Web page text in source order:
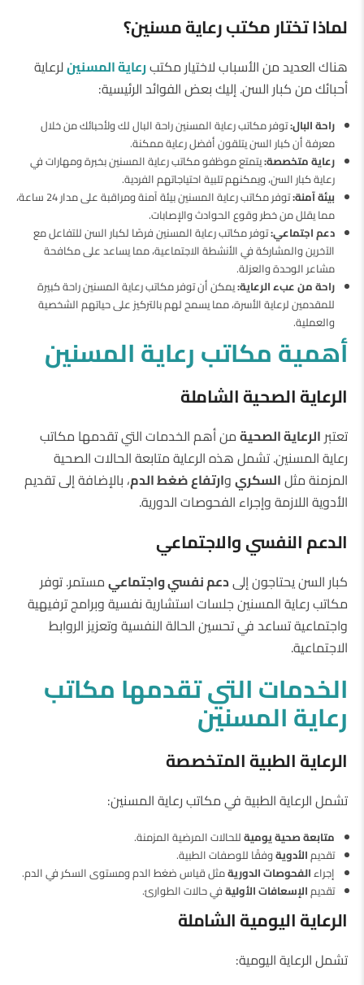
لماذا تختار مكتب رعاية مسنين؟
هناك العديد من الأسباب لاختيار مكتبرعاية المسنينلرعاية
أحبائك من كبار السن. إليك بعض الفوائد الرئيسية:
راحة البال:توفر مكاتب رعاية المسنين راحة البال لك ولأحبائك من خلال
معرفة أن كبار السن يتلقون أفضل رعاية ممكنة.
رعاية متخصصة:يتمتع موظفو مكاتب رعاية المسنين بخبرة ومهارات في
رعاية كبار السن، ويمكنهم تلبية احتياجاتهم الفردية.
بيئة آمنة:
توفر مكاتب رعاية المسنين بيئة آمنة ومراقبة على مدار 24 ساعة،
مما يقلل من خطر وقوع الحوادث والإصابات.
دعم اجتماعي:توفر مكاتب رعاية المسنين فرصًا لكبار السن للتفاعل مع
الآخرين والمشاركة في الأنشطة الاجتماعية، مما يساعد على مكافحة
مشاعر الوحدة والعزلة.
راحة من عبء الرعاية:يمكن أن توفر مكاتب رعاية المسنين راحة كبيرة
للمقدمين لرعاية الأسرة، مما يسمح لهم بالتركيز على حياتهم الشخصية
والعملية.
أهمية مكاتب رعاية المسنين
الرعاية الصحية الشاملة
تعتبر الرعاية الصحيةمن أهم الخدمات التي تقدمها مكاتب
رعاية المسنين. تشمل هذه الرعاية متابعة الحالات الصحية
المزمنة مثلالسكريوارتفاع ضغط الدم، بالإضافة إلى تقديم
الأدوية اللازمة وإجراء الفحوصات الدورية.
الدعم النفسي والاجتماعي
كبار السن يحتاجون إلىدعم نفسي واجتماعيمستمر. توفر
مكاتب رعاية المسنين جلسات استشارية نفسية وبرامج ترفيهية
واجتماعية تساعد في تحسين الحالة النفسية وتعزيز الروابط
الاجتماعية.
الخدمات التي تقدمها مكاتب
رعاية المسنين
الرعاية الطبية المتخصصة
تشمل الرعاية الطبية في مكاتب رعاية المسنين:
متابعة صحية يوميةللحالات المرضية المزمنة.
تقديمالأدويةوفقًا للوصفات الطبية.
إجراءالفحوصات الدوريةمثل قياس ضغط الدم ومستوى السكر في الدم.
تقديمالإسعافات الأوليةفي حالات الطوارئ.
الرعاية اليومية الشاملة
تشمل الرعاية اليومية: